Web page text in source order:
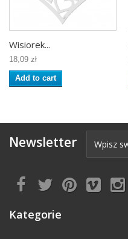
Wisiorek...
18,09 zł
Add to cart
Newsletter
Kategorie